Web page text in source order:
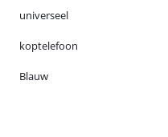
universeel
koptelefoon
Blauw